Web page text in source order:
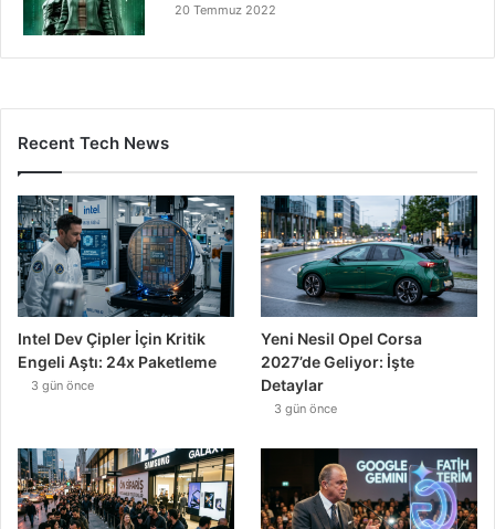
20 Temmuz 2022
Recent Tech News
Intel Dev Çipler İçin Kritik
Engeli Aştı: 24x Paketleme
3 gün önce
Yeni Nesil Opel Corsa
2027’de Geliyor: İşte
Detaylar
3 gün önce